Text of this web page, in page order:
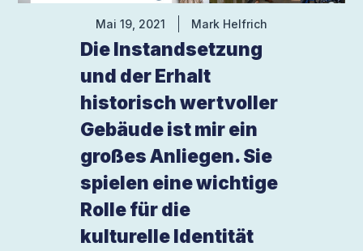
Mai 19, 2021 Mark Helfrich
Die Instandsetzung
und der Erhalt
historisch wertvoller
Gebäude ist mir ein
großes Anliegen. Sie
spielen eine wichtige
Rolle für die
kulturelle Identität